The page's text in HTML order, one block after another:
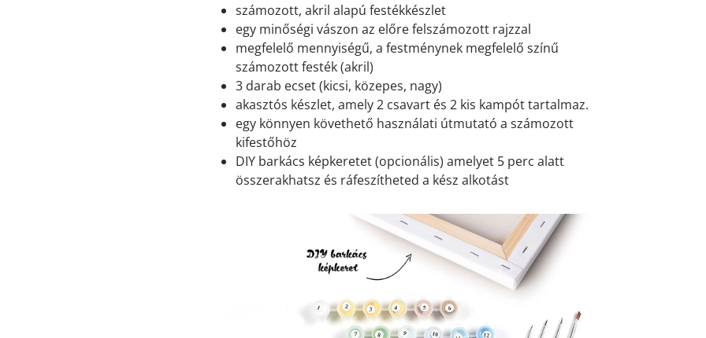
számozott, akril alapú festékkészlet
egy minőségi vászon az előre felszámozott rajzzal
megfelelő mennyiségű, a festménynek megfelelő színű
számozott festék (akril)
3 darab ecset (kicsi, közepes, nagy)
akasztós készlet, amely 2 csavart és 2 kis kampót tartalmaz.
egy könnyen követhető használati útmutató a számozott
kifestőhöz
DIY barkács képkeretet (opcionális) amelyet 5 perc alatt
összerakhatsz és ráfeszítheted a kész alkotást